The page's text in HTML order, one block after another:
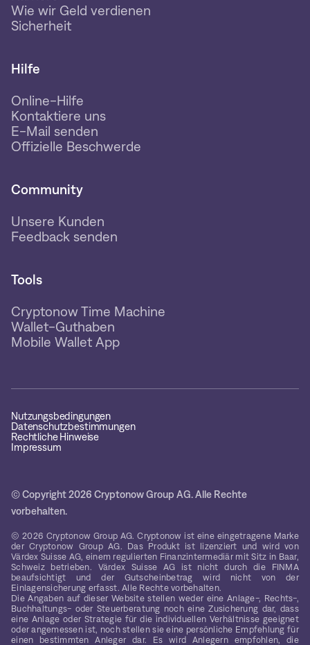
Wie wir Geld verdienen
Sicherheit
Hilfe
Online-Hilfe
Kontaktiere uns
E-Mail senden
Offizielle Beschwerde
Community
Unsere Kunden
Feedback senden
Tools
Cryptonow Time Machine
Wallet-Guthaben
Mobile Wallet App
Nutzungsbedingungen
Datenschutzbestimmungen
Rechtliche Hinweise
Impressum
© Copyright 2026 Cryptonow Group AG. Alle Rechte
vorbehalten.
© 2026 Cryptonow Group AG. Cryptonow ist eine eingetragene Marke
der Cryptonow Group AG. Das Produkt ist lizenziert und wird von
Värdex Suisse AG, einem regulierten Finanzintermediär mit Sitz in Baar,
Schweiz betrieben. Värdex Suisse AG ist nicht durch die FINMA
beaufsichtigt und der Gutscheinbetrag wird nicht von der
Einlagensicherung erfasst. Alle Rechte vorbehalten.
Die Angaben auf dieser Website stellen weder eine Anlage-, Rechts-,
Buchhaltungs- oder Steuerberatung noch eine Zusicherung dar, dass
eine Anlage oder Strategie für die individuellen Verhältnisse geeignet
oder angemessen ist, noch stellen sie eine persönliche Empfehlung für
einen bestimmten Anleger dar. Es wird Anlegern empfohlen, die